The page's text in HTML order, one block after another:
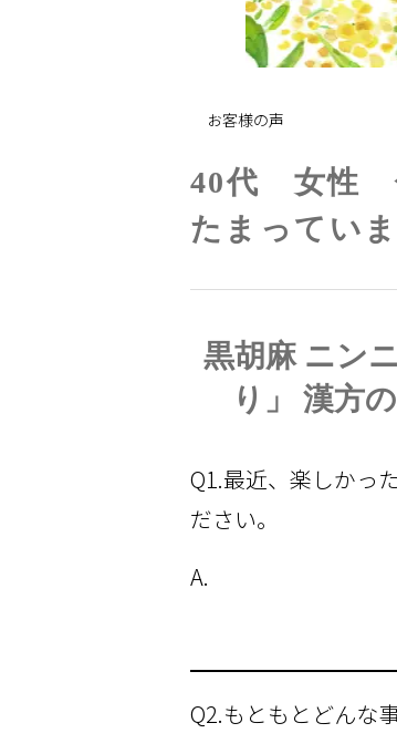
お客様の声
40代 女性
たまっていま
黒胡麻 ニン
り」 漢方
Q1.最近、楽しかっ
ださい。
A.
Q2.もともとどんな